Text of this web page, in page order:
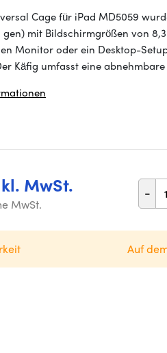
Cage für iPad MD5059
gen) mit Bildschirmgrößen von
Monitor oder ein Desktop-
Käfig umfasst eine
MwSt.
MwSt.
-
Auf